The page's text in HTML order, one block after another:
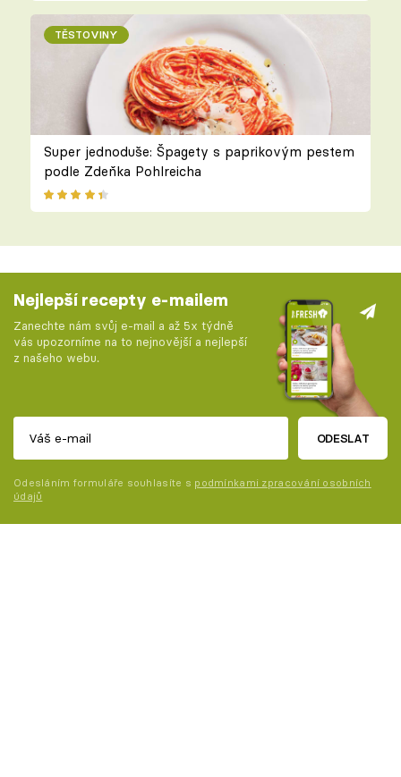
TĚSTOVINY
Super jednoduše: Špagety s paprikovým pestem
podle Zdeňka Pohlreicha
Nejlepší recepty e-mailem
Zanechte nám svůj e-mail a až 5x týdně
vás upozorníme na to nejnovější a nejlepší
z našeho webu.
ODESLAT
Odesláním formuláře souhlasíte s podmínkami zpracování osobních
údajů